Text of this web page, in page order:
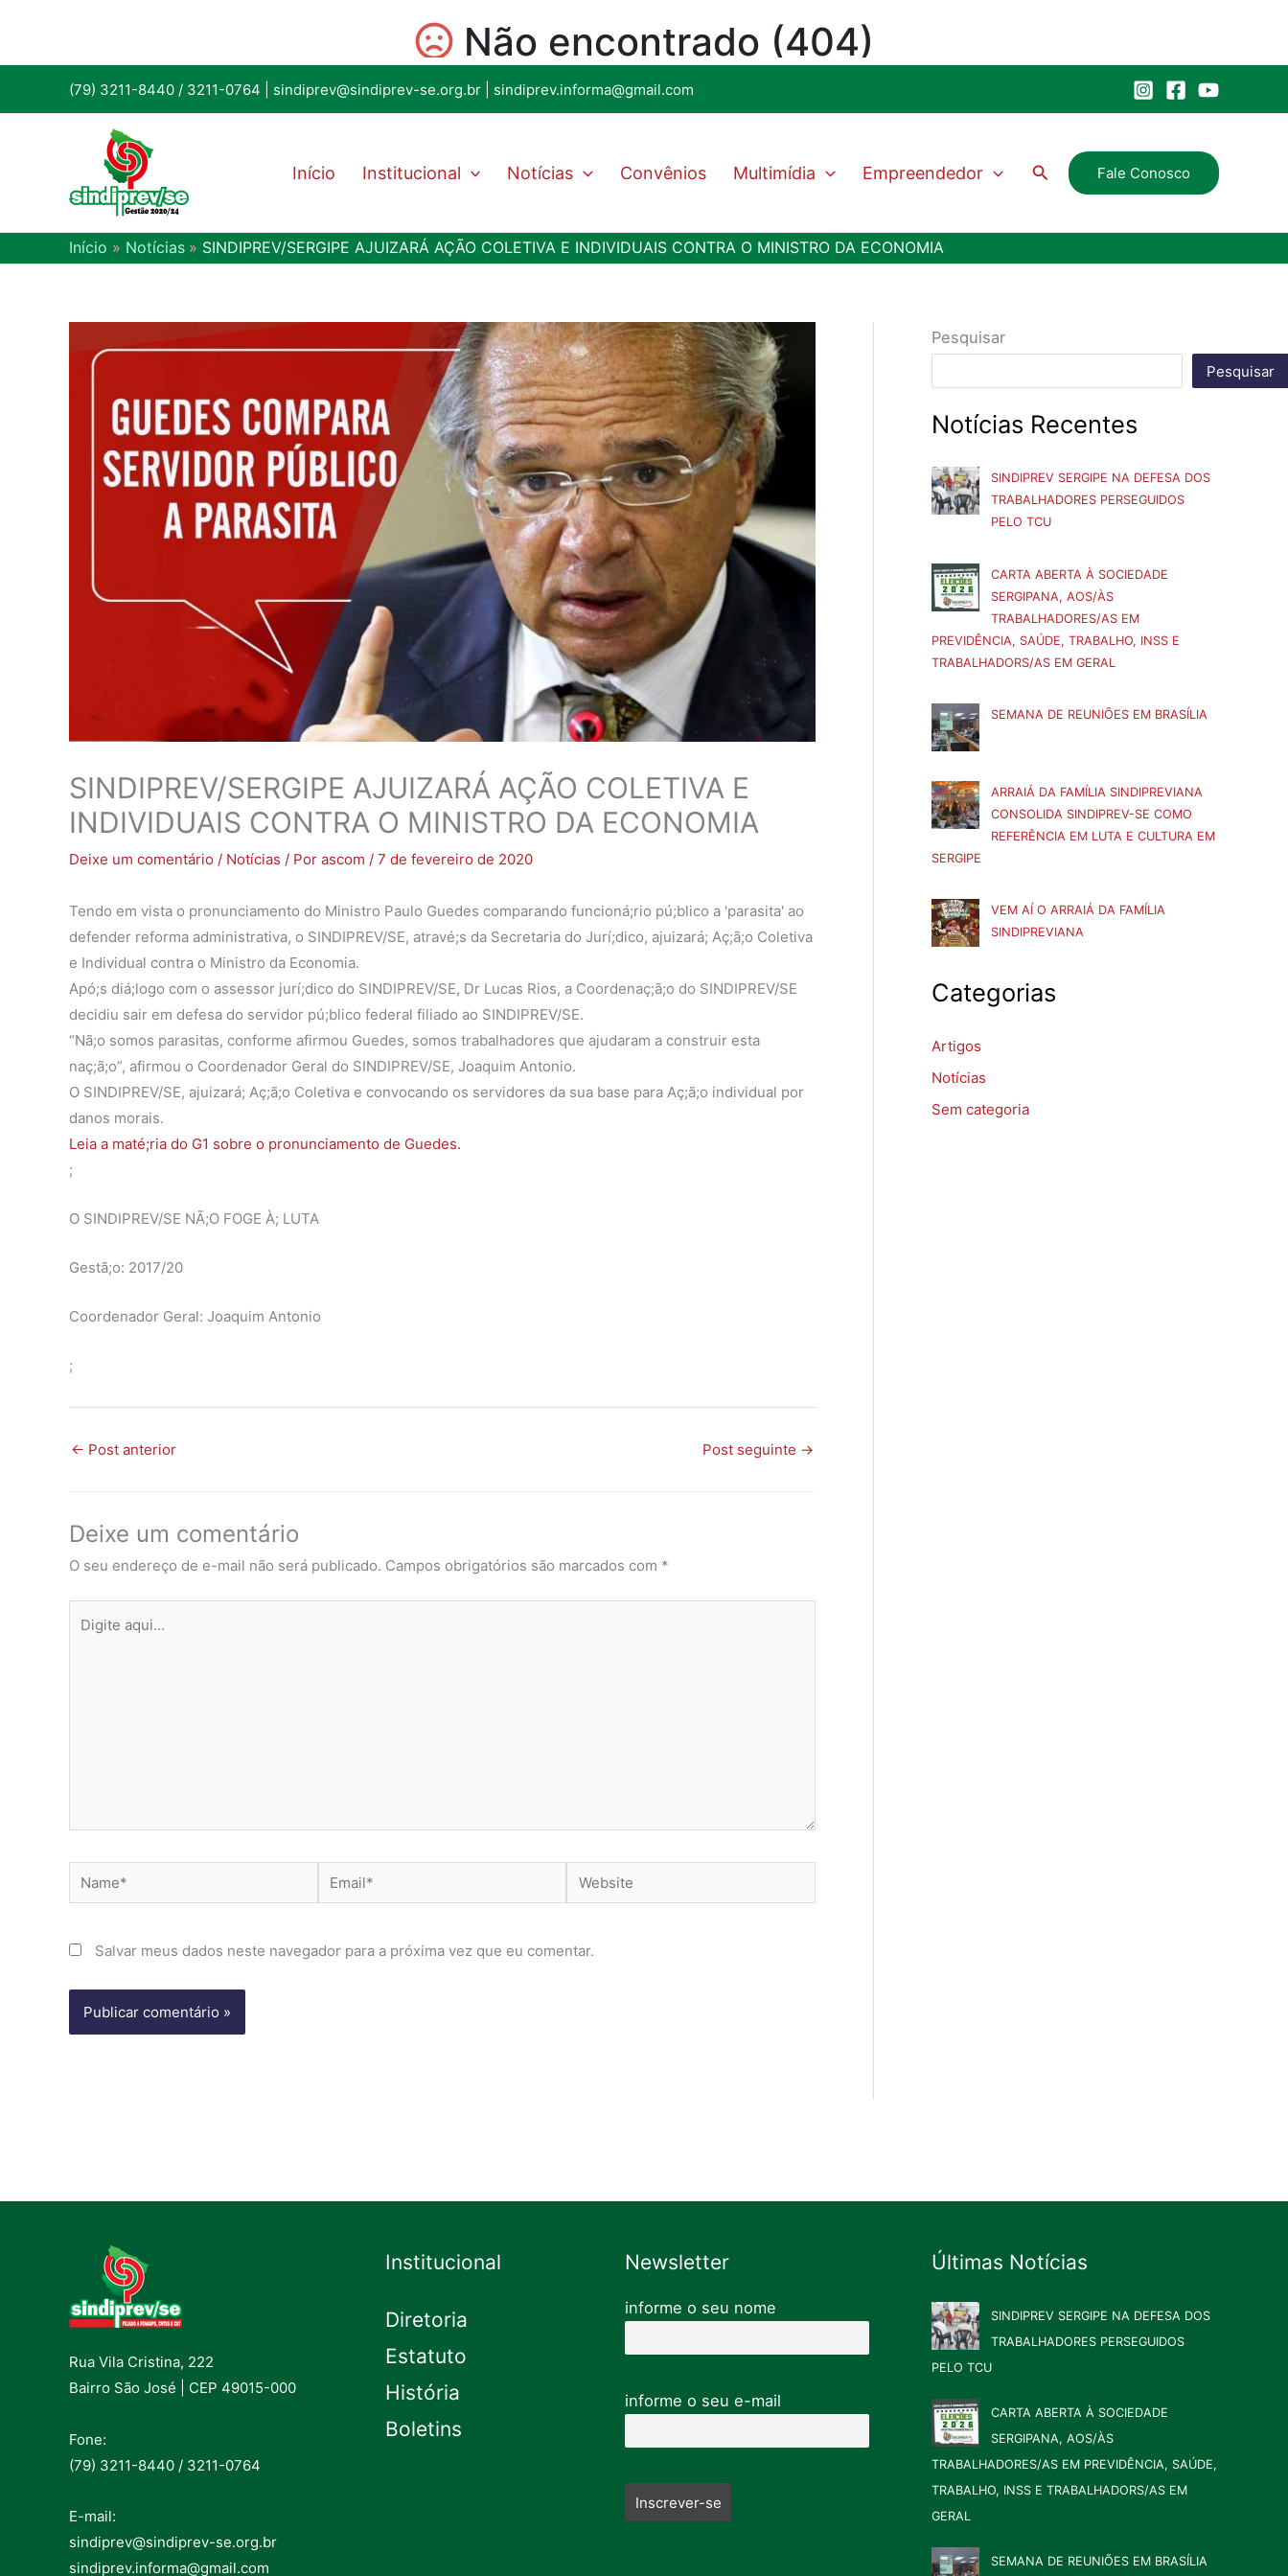
(79) 3211-8440 / 3211-0764 sindiprev@sindiprev-se.org.br sindiprev.informa@gmail.com
Início Institucional Notícias Convênios Multimídia Empreendedor PesquisarFale Conosco
Início Notícias SINDIPREV/SERGIPE AJUIZARÁ AÇÃO COLETIVA E INDIVIDUAIS CONTRA O MINISTRO DA ECONOMIA
SINDIPREV/SERGIPE AJUIZARÁ AÇÃO COLETIVA E
INDIVIDUAIS CONTRA O MINISTRO DA ECONOMIA
Deixe um comentário / Notícias / Por ascom / 7 de fevereiro de 2020
Tendo em vista o pronunciamento do Ministro Paulo Guedes comparando funcioná;rio pú;blico a 'parasita' ao
defender reforma administrativa, o SINDIPREV/SE, atravé;s da Secretaria do Jurí;dico, ajuizará; Aç;ã;o Coletiva
e Individual contra o Ministro da Economia.
Apó;s diá;logo com o assessor jurí;dico do SINDIPREV/SE, Dr Lucas Rios, a Coordenaç;ã;o do SINDIPREV/SE
decidiu sair em defesa do servidor pú;blico federal filiado ao SINDIPREV/SE.
“Nã;o somos parasitas, conforme afirmou Guedes, somos trabalhadores que ajudaram a construir esta
naç;ã;o”, afirmou o Coordenador Geral do SINDIPREV/SE, Joaquim Antonio.
O SINDIPREV/SE, ajuizará; Aç;ã;o Coletiva e convocando os servidores da sua base para Aç;ã;o individual por
danos morais.
Leia a maté;ria do G1 sobre o pronunciamento de Guedes.
;
O SINDIPREV/SE NÃ;O FOGE À; LUTA
Gestã;o: 2017/20
Coordenador Geral: Joaquim Antonio
;
← Post anterior Post seguinte →
Deixe um comentário
O seu endereço de e-mail não será publicado. Campos obrigatórios são marcados com *
aqui...
Name* Email* Website
Salvar meus dados neste navegador para a próxima vez que eu comentar.
Pesquisar
Pesquisar
Notícias Recentes
SINDIPREV SERGIPE NA DEFESA DOS
TRABALHADORES PERSEGUIDOS
PELO TCU
CARTA ABERTA À SOCIEDADE
SERGIPANA, AOS/ÀS
TRABALHADORES/AS EM
PREVIDÊNCIA, SAÚDE, TRABALHO, INSS E
TRABALHADORS/AS EM GERAL
SEMANA DE REUNIÕES EM BRASÍLIA
ARRAIÁ DA FAMÍLIA SINDIPREVIANA
CONSOLIDA SINDIPREV-SE COMO
REFERÊNCIA EM LUTA E CULTURA EM
SERGIPE
VEM AÍ O ARRAIÁ DA FAMÍLIA
SINDIPREVIANA
Categorias
Artigos
Notícias
Sem categoria
Rua Vila Cristina, 222
Bairro São José | CEP 49015-000
Fone:
(79) 3211-8440 / 3211-0764
E-mail:
sindiprev@sindiprev-se.org.br
sindiprev.informa@gmail.com
Institucional
Diretoria
Estatuto
História
Boletins
Newsletter
informe o seu nome
informe o seu e-mail
Últimas Notícias
SINDIPREV SERGIPE NA DEFESA DOS
TRABALHADORES PERSEGUIDOS
PELO TCU
CARTA ABERTA À SOCIEDADE
SERGIPANA, AOS/ÀS
TRABALHADORES/AS EM PREVIDÊNCIA, SAÚDE,
TRABALHO, INSS E TRABALHADORS/AS EM
GERAL
SEMANA DE REUNIÕES EM BRASÍLIA